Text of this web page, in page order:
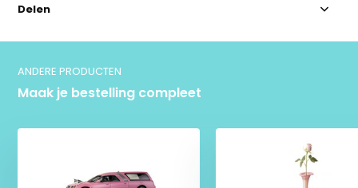
Delen
ANDERE PRODUCTEN
Maak je bestelling compleet